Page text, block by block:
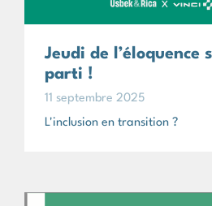
Jeudi de l’éloquence
parti !
11 septembre 2025
L'inclusion en transition ?